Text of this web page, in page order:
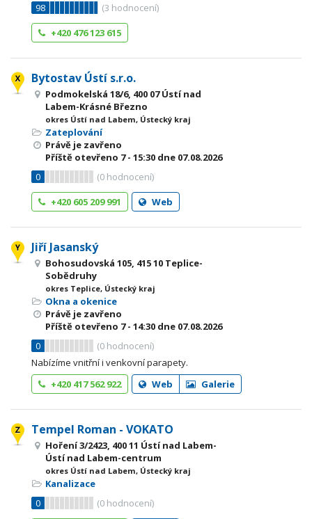
98
(3 hodnocení)
+420 476 123 615
Bytostav Ústí s.r.o.
Podmokelská 18/6, 400 07 Ústí nad
Labem-Krásné Březno
okres Ústí nad Labem, Ústecký kraj
Zateplování
Právě je zavřeno
Příště otevřeno 7 - 15:30 dne 07.08.2026
0
(0 hodnocení)
+420 605 209 991
Web
Jiří Jasanský
Bohosudovská 105, 415 10 Teplice-
Sobědruhy
okres Teplice, Ústecký kraj
Okna a okenice
Právě je zavřeno
Příště otevřeno 7 - 14:30 dne 07.08.2026
0
(0 hodnocení)
Nabízíme vnitřní i venkovní parapety.
+420 417 562 922
Web Galerie
Tempel Roman - VOKATO
Hoření 3/2423, 400 11 Ústí nad Labem-
Ústí nad Labem-centrum
okres Ústí nad Labem, Ústecký kraj
Kanalizace
0
(0 hodnocení)